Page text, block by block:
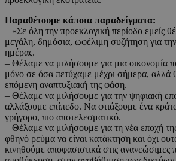
Παραθέτουμε κάποια παραδείγματα:
– «Σε όλη την προεκλογική περίοδο εμείς
μεγάλη, δημόσια, ωφέλιμη συζήτηση για
ημέρας.
– Θέλαμε να μιλήσουμε για μια οικονομία
μόνο σε όσα πετύχαμε μέχρι σήμερα, αλλά
επόμενη αναπτυξιακή της φάση.
– Θέλαμε να μιλήσουμε για την ψηφιακή
αλλάξουμε επίπεδο. Να φτιάξουμε ένα
γρήγορο, πιο αποτελεσματικό.
– Θέλαμε να μιλήσουμε για τη νέα εποχή
φθηνό ρεύμα να είναι κατάκτηση και όχι
κινηθούμε αποφασιστικά στις ανανεώσιμες